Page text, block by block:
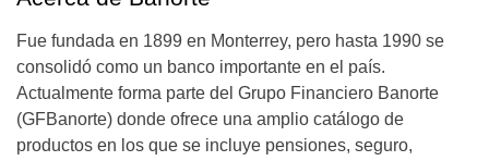
Fue fundada en 1899 en Monterrey, pero hasta 1990 se
consolidó como un banco importante en el país.
Actualmente forma parte del Grupo Financiero Banorte
(GFBanorte) donde ofrece una amplio catálogo de
productos en los que se incluye pensiones, seguro,